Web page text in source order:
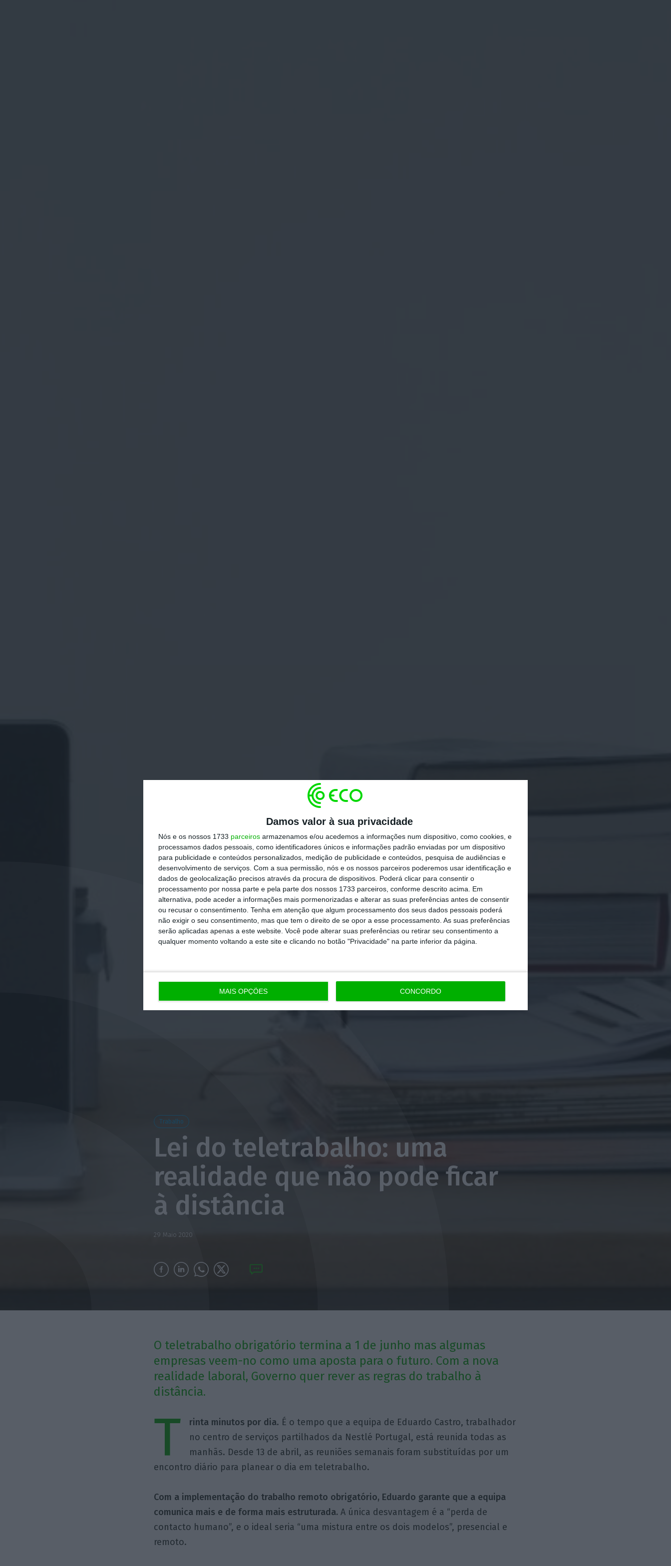
Damos valor à sua privacidade
Nós e os nossos 1733 parceiros armazenamos e/ou acedemos a informações num dispositivo, como cookies, e
processamos dados pessoais, como identificadores únicos e informações padrão enviadas por um dispositivo
para publicidade e conteúdos personalizados, medição de publicidade e conteúdos, pesquisa de audiências e
desenvolvimento de serviços. Com a sua permissão, nós e os nossos parceiros poderemos usar identificação e
dados de geolocalização precisos através da procura de dispositivos. Poderá clicar para consentir o
processamento por nossa parte e pela parte dos nossos 1733 parceiros, conforme descrito acima. Em
alternativa, pode aceder a informações mais pormenorizadas e alterar as suas preferências antes de consentir
ou recusar o consentimento. Tenha em atenção que algum processamento dos seus dados pessoais poderá
não exigir o seu consentimento, mas que tem o direito de se opor a esse processamento. As suas preferências
serão aplicadas apenas a este website. Você pode alterar suas preferências ou retirar seu consentimento a
qualquer momento voltando a este site e clicando no botão "Privacidade" na parte inferior da página.
MAIS OPÇÕES CONCORDO
Trabalho
Lei do teletrabalho: uma
realidade que não pode ficar
à distância
29 Maio 2020
O teletrabalho obrigatório termina a 1 de junho mas algumas
empresas veem-no como uma aposta para o futuro. Com a nova
realidade laboral, Governo quer rever as regras do trabalho à
distância.
T rinta minutos por dia. É o tempo que a equipa de Eduardo Castro, trabalhador
no centro de serviços partilhados da Nestlé Portugal, está reunida todas as
manhãs. Desde 13 de abril, as reuniões semanais foram substituídas por um
encontro diário para planear o dia em teletrabalho.
Com a implementação do trabalho remoto obrigatório, Eduardo garante que a equipa
comunica mais e de forma mais estruturada.A única desvantagem é a “perda de
contacto humano”, e o ideal seria “uma mistura entre os dois modelos”, presencial e
remoto.